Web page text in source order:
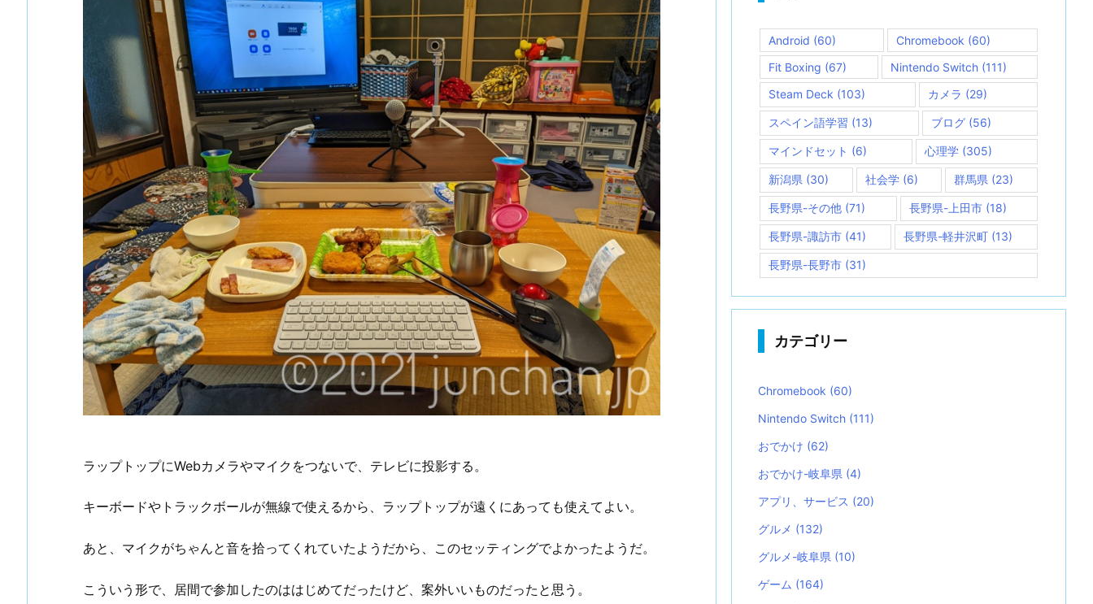
ラップトップにWebカメラやマイクをつないで、テレビに投影する。
キーボードやトラックボールが無線で使えるから、ラップトップが遠くにあっても使えてよい。
あと、マイクがちゃんと音を拾ってくれていたようだから、このセッティングでよかったようだ。
こういう形で、居間で参加したのははじめてだったけど、案外いいものだったと思う。
Android (60) Chromebook (60)
Fit Boxing (67) Nintendo Switch(111)
Steam Deck (103) カメラ (29)
スペイン語学習 (13) ブログ (56)
マインドセット (6) 心理学 (305)
新潟県 (30) 社会学(6) 群馬県 (23)
長野県-その他 (71) 長野県-上田市(18)
長野県-諏訪市 (41) 長野県-軽井沢町 (13)
長野県-長野市 (31)
カテゴリー
Chromebook (60)
Nintendo Switch (111)
おでかけ (62)
おでかけ-岐阜県 (4)
アプリ、サービス (20)
グルメ (132)
グルメ-岐阜県 (10)
ゲーム (164)